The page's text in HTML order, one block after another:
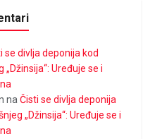
se divlja deponija kod
„Džinsija“: Uređuje se i
naČisti se divlja deponija
„Džinsija“: Uređuje se i